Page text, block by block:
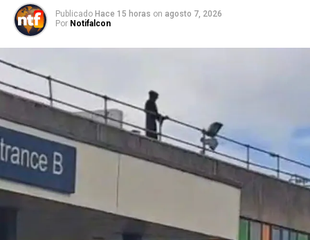
Publicado Hace 15 horas on agosto 7, 2026
Por Notifalcon